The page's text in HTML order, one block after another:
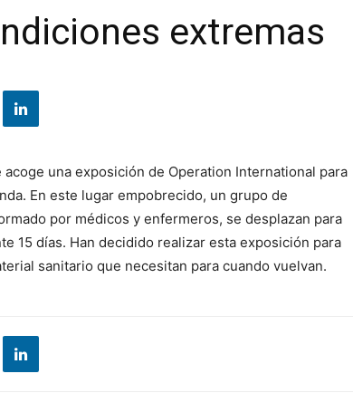
extremas
una exposición de Operation International para
En este lugar empobrecido, un grupo de
por médicos y enfermeros, se desplazan para
15 días. Han decidido realizar esta exposición para
sanitario que necesitan para cuando vuelvan.